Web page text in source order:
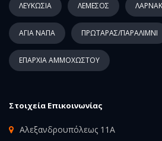
ΛΕΥΚΩΣΙΑ ΛΕΜΕΣΟΣ
ΑΓΙΑ ΝΑΠΑ ΠΡΩΤΑΡΑΣ/ΠΑΡΑΛΙΜΝΙ
ΕΠΑΡΧΙΑ ΑΜΜΟΧΩΣΤΟΥ
Στοιχεία Επικοινωνίας
Αλεξανδρουπόλεως 11Α